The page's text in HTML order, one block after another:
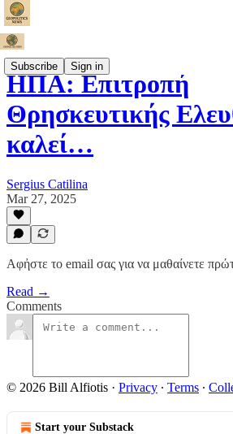
Subscribe Sign in
ΗΠΑ: Επιτροπή
Θρησκευτικής
καλεί…
Sergius Catilina
Mar 27, 2025
Αφἠστε το email σας για να μαθαίνετε
Read →
Comments
© 2026 Bill Alfiotis · Privacy ∙ Terms ∙
Start your Substack